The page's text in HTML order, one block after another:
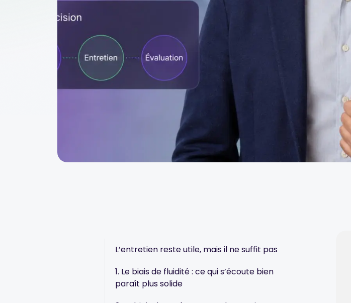
L’entretien reste utile, mais il ne suffit pas
1. Le biais de fluidité : ce qui s’écoute bien
paraît plus solide